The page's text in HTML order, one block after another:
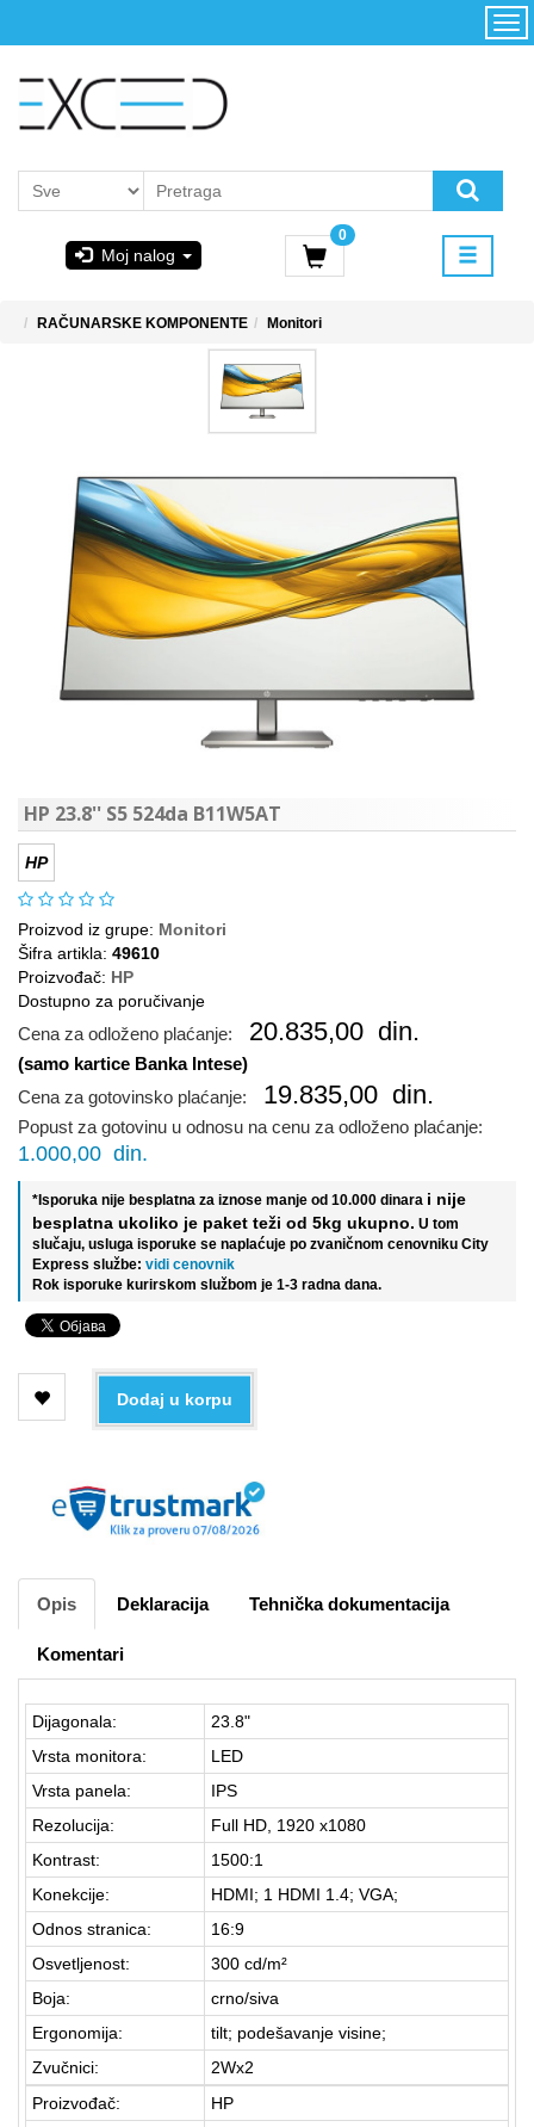
Moj nalog
0
Početna
korišćenja i
RAČUNARSKE KOMPONENTE Monitori
HP 23.8'' S5 524da B11W5AT
HP
Proizvod iz grupe: Monitori
Šifra artikla: 49610
Proizvođač: HP
Dostupno za poručivanje
Cena za odloženo plaćanje: 20.835,00 din.
(samo kartice Banka Intese)
Cena za gotovinsko plaćanje:
19.835,00 din.
Popust za gotovinu u odnosu na cenu za odloženo plaćanje:
1.000,00 din.
*Isporuka nije besplatna za iznose manje od 10.000 dinara i nije
besplatna ukoliko je paket teži od 5kg ukupno. U tom
slučaju, usluga isporuke se naplaćuje po zvaničnom cenovniku City
Express službe: vidi cenovnik
Rok isporuke kurirskom službom je 1-3 radna dana.
Dodaj u korpu
Opis Deklaracija Tehnička dokumentacija
Komentari
Dijagonala:
23.8"
Vrsta monitora:
LED
Vrsta panela:
IPS
Rezolucija:
Full HD, 1920 x1080
Kontrast:
1500:1
Konekcije:
HDMI; 1 HDMI 1.4; VGA;
Odnos stranica:
16:9
Osvetljenost:
300 cd/m²
Boja:
crno/siva
Ergonomija:
tilt; podešavanje visine;
Zvučnici:
2Wx2
Proizvođač:
HP